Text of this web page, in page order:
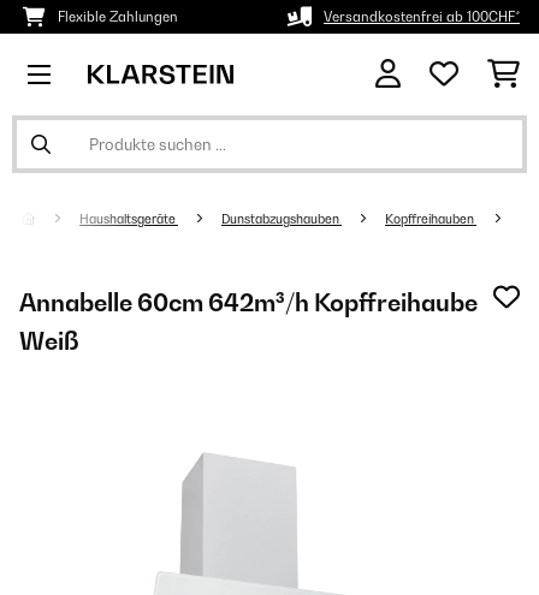
Flexible Zahlungen Versandkostenfrei ab 100CHF*
Haushaltsgeräte Dunstabzugshauben Kopffreihauben
Annabelle 60cm 642m³/h Kopffreihaube
Weiß